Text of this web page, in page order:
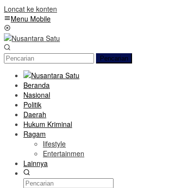
Loncat ke konten
Menu Mobile
Pencarian
Beranda
Nasional
Politik
Daerah
Hukum Kriminal
Ragam
lifestyle
Entertainmen
Lainnya